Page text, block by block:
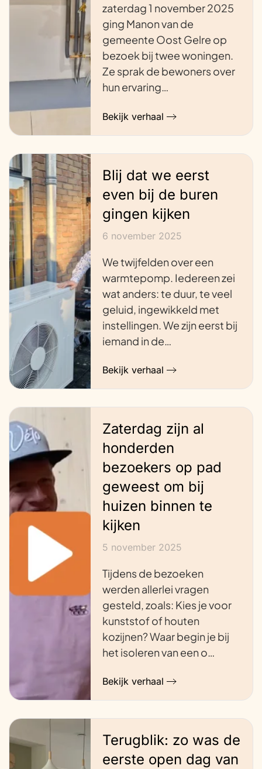
zaterdag 1 november 2025
ging Manon van de
gemeente Oost Gelre op
bezoek bij twee woningen.
Ze sprak de bewoners over
hun ervaring…
Bekijk verhaal
Blij dat we eerst
even bij de buren
gingen kijken
6 november 2025
We twijfelden over een
warmtepomp. Iedereen zei
wat anders: te duur, te veel
geluid, ingewikkeld met
instellingen. We zijn eerst bij
iemand in de…
Bekijk verhaal
Zaterdag zijn al
honderden
bezoekers op pad
geweest om bij
huizen binnen te
kijken
5 november 2025
Tijdens de bezoeken
werden allerlei vragen
gesteld, zoals: Kies je voor
kunststof of houten
kozijnen? Waar begin je bij
het isoleren van een o…
Bekijk verhaal
Terugblik: zo was de
eerste open dag van